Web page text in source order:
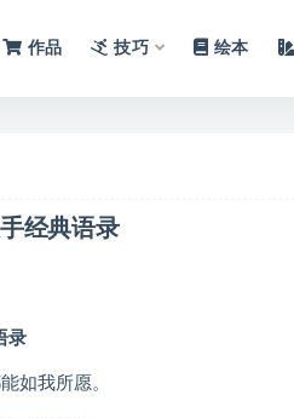
作品 技巧 绘本
经典语录
录
如我所愿。